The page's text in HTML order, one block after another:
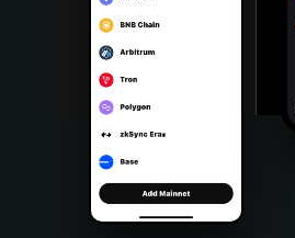
Português (Portugal)
Bahasa Indonesia
Português (Brasil)
Español (Argentina)